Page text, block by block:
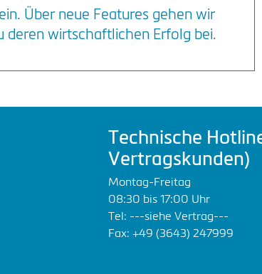
Über neue Features gehen wir
deren wirtschaftlichen Erfolg bei.
Technische
Vertragskunden)
Montag-Freitag
08:30 bis 17:00 Uhr
Tel: ---siehe Vertrag---
Fax: +49 (3643) 247999